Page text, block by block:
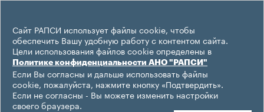
Сайт РАПСИ использует файлы cookie, чтобы
обеспечить Вашу удобную работу с контентом сайта.
Цели использования файлов cookie определены в
Политике конфиденциальности АНО "РАПСИ"
Если Вы согласны и дальше использовать файлы
cookie, пожалуйста, нажмите кнопку «Подтвердить».
Если не согласны - Вы можете изменить настройки
своего браузера.